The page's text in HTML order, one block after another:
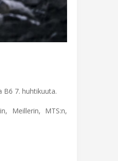
B6 7. huhtikuuta.
Meillerin, MTS:n,